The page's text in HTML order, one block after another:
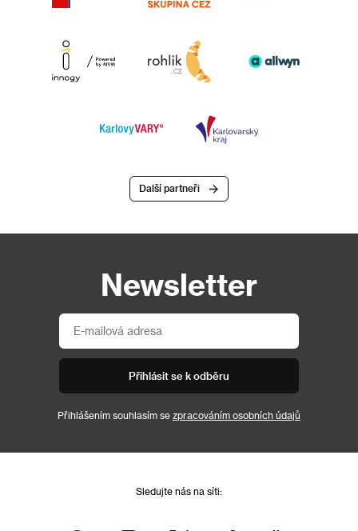
Další partneři
Newsletter
Přihlásit se k odběru
Přihlášením souhlasím se zpracováním osobních údajů
Sledujte nás na síti: